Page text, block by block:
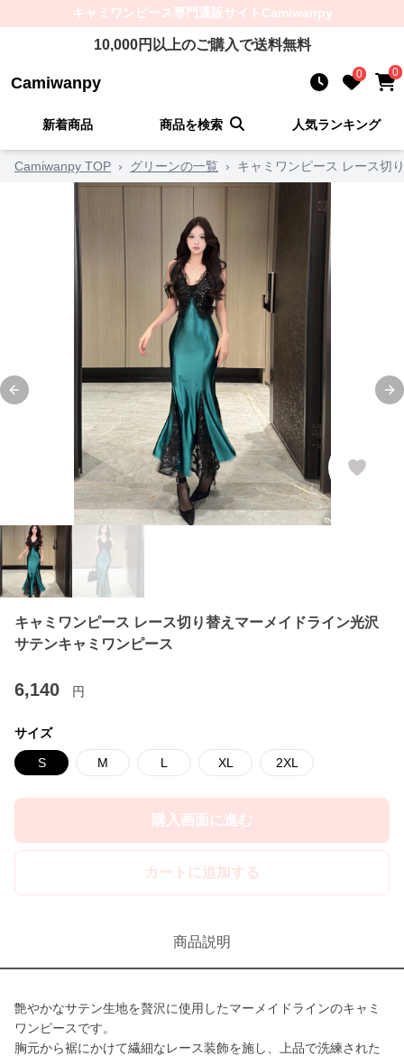
キャミワンピース専門通販サイト Camiwanpy
10,000円以上のご購入で送料無料
Camiwanpy 0 0
新着商品 商品を検索 人気ランキング
Camiwanpy TOP › グリーンの一覧 › キャミワンピース レース切
Previous slide
キャミワンピース レース切り替えマーメイドライン光沢
サテンキャミワンピース
6,140 円
サイズ
S M L XL 2XL
購入画面に進む
カートに追加する
商品説明
艶やかなサテン生地を贅沢に使用したマーメイドラインのキャミ
ワンピースです。
胸元から裾にかけて繊細なレース装飾を施し、上品で洗練された